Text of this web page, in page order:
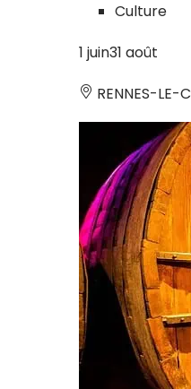
Culture
1 juin31 août
RENNES-LE-